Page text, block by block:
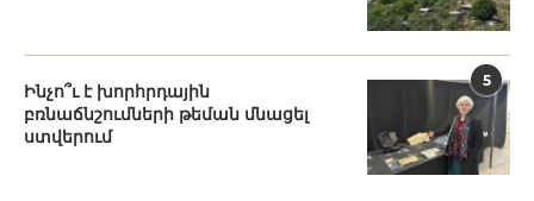
5
Ինչո՞ւ է խորհրդային
բռնաճնշումների թեման մնացել
ստվերում